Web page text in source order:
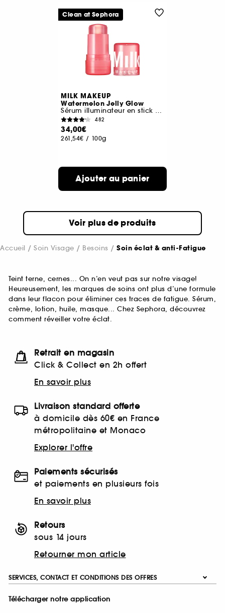
MILK MAKEUP
Watermelon Jelly Glow
Sérum illuminateur en stick aux peptides
482
34,00€
261,54€ / 100g
Ajouter au panier
Clean at Sephora
Voir plus de produits
Accueil Soin Visage Besoins Soin éclat & anti-Fatigue
Teint terne, cernes... On n’en veut pas sur notre visage!
Heureusement, les marques de soins ont plus d’une formule
dans leur flacon pour éliminer ces traces de fatigue. Sérum,
crème, lotion, huile, masque... Chez Sephora, découvrez
comment réveiller votre éclat.
Retrait en magasin
Click & Collect en 2h offert
En savoir plus
Livraison standard offerte
à domicile dès 60€ en France
métropolitaine et Monaco
Explorer l'offre
Paiements sécurisés
et paiements en plusieurs fois
En savoir plus
Retours
sous 14 jours
Retourner mon article
SERVICES, CONTACT ET CONDITIONS DES OFFRES
Télécharger notre application